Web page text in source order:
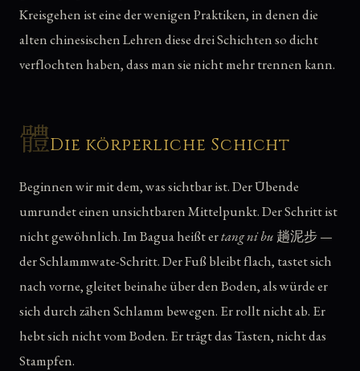
Kreisgehen ist eine der wenigen Praktiken, in denen die
alten chinesischen Lehren diese drei Schichten so dicht
verflochten haben, dass man sie nicht mehr trennen kann.
體Die körperliche Schicht
Beginnen wir mit dem, was sichtbar ist. Der Übende
umrundet einen unsichtbaren Mittelpunkt. Der Schritt ist
nicht gewöhnlich. Im Bagua heißt ertang ni bu 趟泥步 —
der Schlammwate-Schritt. Der Fuß bleibt flach, tastet sich
nach vorne, gleitet beinahe über den Boden, als würde er
sich durch zähen Schlamm bewegen. Er rollt nicht ab. Er
hebt sich nicht vom Boden. Er trägt das Tasten, nicht das
Stampfen.